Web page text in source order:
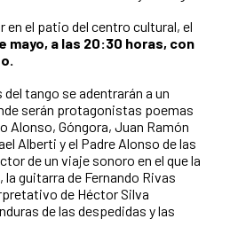
en el patio del centro cultural, el
mayo, a las 20:30 horas, con
tango se adentrarán a un
serán protagonistas poemas
Alonso, Góngora, Juan Ramón
Alberti y el Padre Alonso de las
de un viaje sonoro en el que la
guitarra de Fernando Rivas
de Héctor Silva
de las despedidas y las